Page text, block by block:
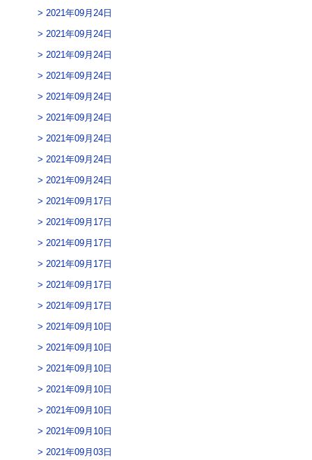
2021年09月24日
2021年09月24日
2021年09月24日
2021年09月24日
2021年09月24日
2021年09月24日
2021年09月24日
2021年09月24日
2021年09月24日
2021年09月17日
2021年09月17日
2021年09月17日
2021年09月17日
2021年09月17日
2021年09月17日
2021年09月10日
2021年09月10日
2021年09月10日
2021年09月10日
2021年09月10日
2021年09月10日
2021年09月03日